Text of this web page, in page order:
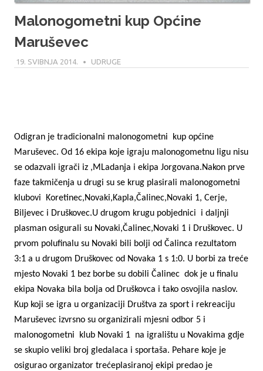
Malonogometni kup Općine
Maruševec
19. SVIBNJA 2014. MODERATOR
UDRUGE
Odigran je tradicionalni malonogometni
kup općine
Maruševec. Od 16 ekipa koje igraju malonogometnu ligu nisu
se odazvali igrači iz ,MLadanja i ekipa Jorgovana.Nakon prve
faze takmičenja u drugi su se krug plasirali malonogometni
klubovi
Koretinec,Novaki,Kapla,Čalinec,Novaki 1, Cerje,
Biljevec i Druškovec.U drugom krugu pobjednici
i daljnji
plasman osigurali su Novaki,Čalinec,Novaki 1 i Druškovec. U
prvom polufinalu su Novaki bili bolji od Čalinca rezultatom
3:1 a u drugom Druškovec od Novaka 1 s 1:0. U borbi za treće
mjesto Novaki 1 bez borbe su dobili Čalinec dok je u finalu
ekipa Novaka bila bolja od Druškovca i tako osvojila naslov.
Kup koji se igra u organizaciji Društva za sport i rekreaciju
Maruševec izvrsno su organizirali mjesni odbor 5 i
malonogometni
klub Novaki 1 na igralištu u Novakima gdje
se skupio veliki broj gledalaca i sportaša. Pehare koje je
osigurao organizator trećeplasiranoj ekipi predao je